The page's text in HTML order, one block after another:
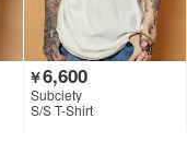
￥6,600
Subciety
S/S T-Shirt